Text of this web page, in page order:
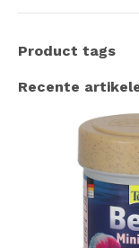
Product tags
Recente